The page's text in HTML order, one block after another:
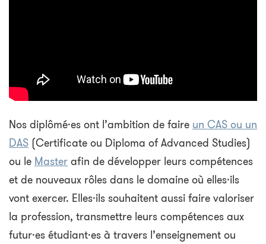
Nos diplômé·es ont l’ambition de faireun CAS ou un
DAS (Certificate ou Diploma of Advanced Studies)
ou leMasterafin de développer leurs compétences
et de nouveaux rôles dans le domaine où elles·ils
vont exercer. Elles·ils souhaitent aussi faire valoriser
la profession, transmettre leurs compétences aux
futur·es étudiant·es à travers l’enseignement ou